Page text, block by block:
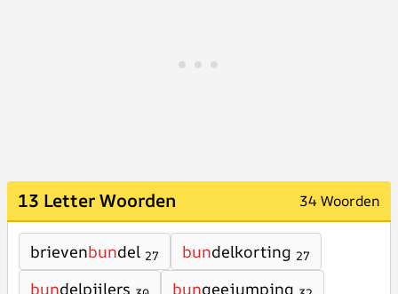
13 Letter Woorden 34 Woorden
brievenbundel 27 bundelkorting 27
bundelpijlers bungeejumping